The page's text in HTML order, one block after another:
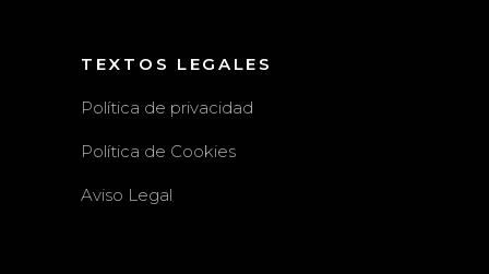
TEXTOS LEGALES
Política de privacidad
Política de Cookies
Aviso Legal